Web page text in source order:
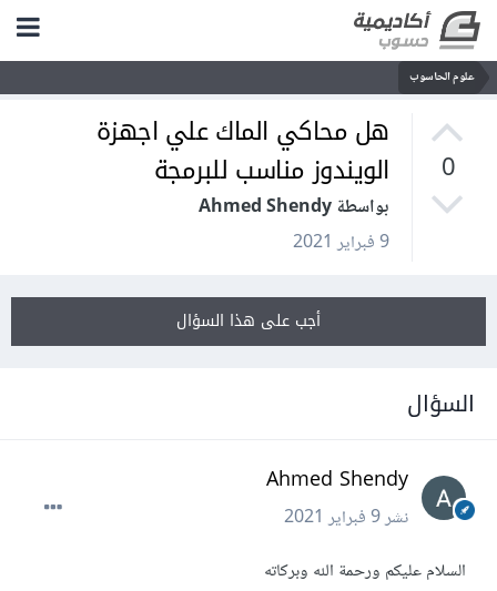
علوم الحاسوب
0
هل محاكي الماك علي اجهزة
الويندوز مناسب للبرمجة
بواسطة Ahmed Shendy
9 فبراير 2021
أجب على هذا السؤال
السؤال
Ahmed Shendy
نشر9 فبراير 2021
السلام عليكم ورحمة الله وبركاته